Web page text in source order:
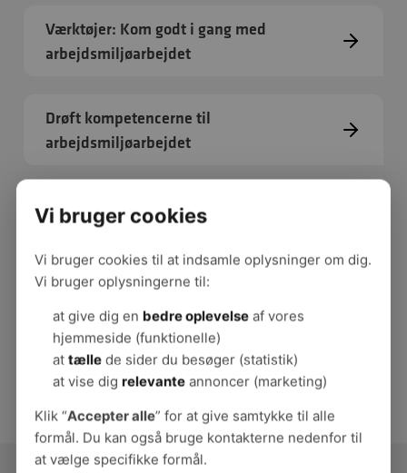
Værktøjer: Kom godt i gang med
arbejdsmiljøarbejdet
Drøft kompetencerne til
arbejdsmiljøarbejdet
Bliv bedre til dialog og samarbejde
Systematisk arbejdsmiljøarbejde
Vi bruger cookies
Vi bruger cookies til at indsamle oplysninger om dig.
Vi bruger oplysningerne til:
at give dig en bedre oplevelseaf vores
hjemmeside (funktionelle)
at tællede sider du besøger (statistik)
at vise dig relevanteannoncer (marketing)
Klik “Accepter alle” for at give samtykke til alle
formål. Du kan også bruge kontakterne nedenfor til
at vælge specifikke formål.